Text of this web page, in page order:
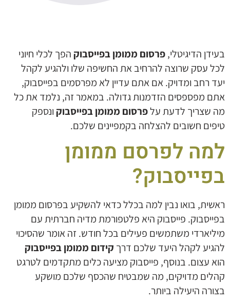
הצהרת נגישות בעידן הדיגיטלי,פרסום ממומן בפייסבוקהפך לכלי חיוני
לכל עסק שרוצה להרחיב את החשיפה שלו ולהגיע לקהל
יעד רחב ומדויק. אם אתם עדיין לא מפרסמים בפייסבוק,
אתם מפספסים הזדמנות גדולה. במאמר זה, נלמד את כל
מה שצריך לדעת עלפרסום ממומן בפייסבוקונספק
טיפים חשובים להצלחה בקמפיינים שלכם.
למה לפרסם ממומן
בפייסבוק?
ראשית, בואו נבין למה בכלל כדאי להשקיע בפרסום ממומן
בפייסבוק. פייסבוק היא פלטפורמת מדיה חברתית עם
מיליארדי משתמשים פעילים בכל חודש. זה אומר שהסיכוי
להגיע לקהל היעד שלכם דרך קידום ממומן בפייסבוק
הוא עצום. בנוסף, פייסבוק מציעה כלים מתקדמים לטרגט
קהלים מדויקים, מה שמבטיח שהכסף שלכם מושקע
בצורה היעילה ביותר.